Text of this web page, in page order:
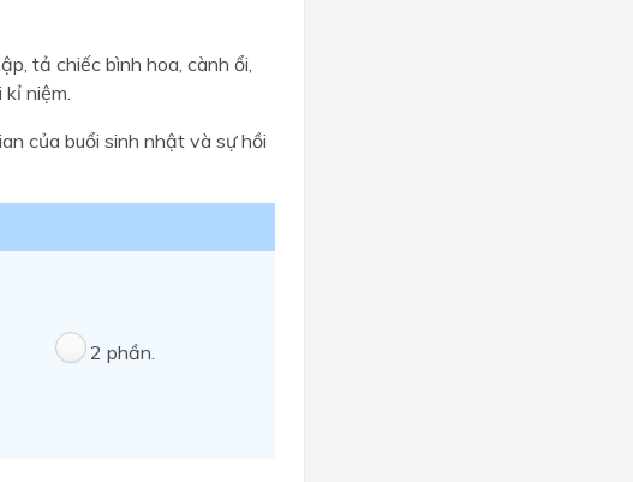
tả chiếc bình hoa, cành ổi,
niệm.
của buổi sinh nhật và sự hồi
2 phần.